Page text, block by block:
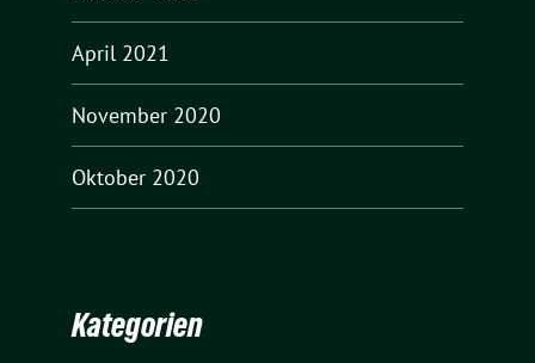
April 2021
November 2020
Oktober 2020
Kategorien